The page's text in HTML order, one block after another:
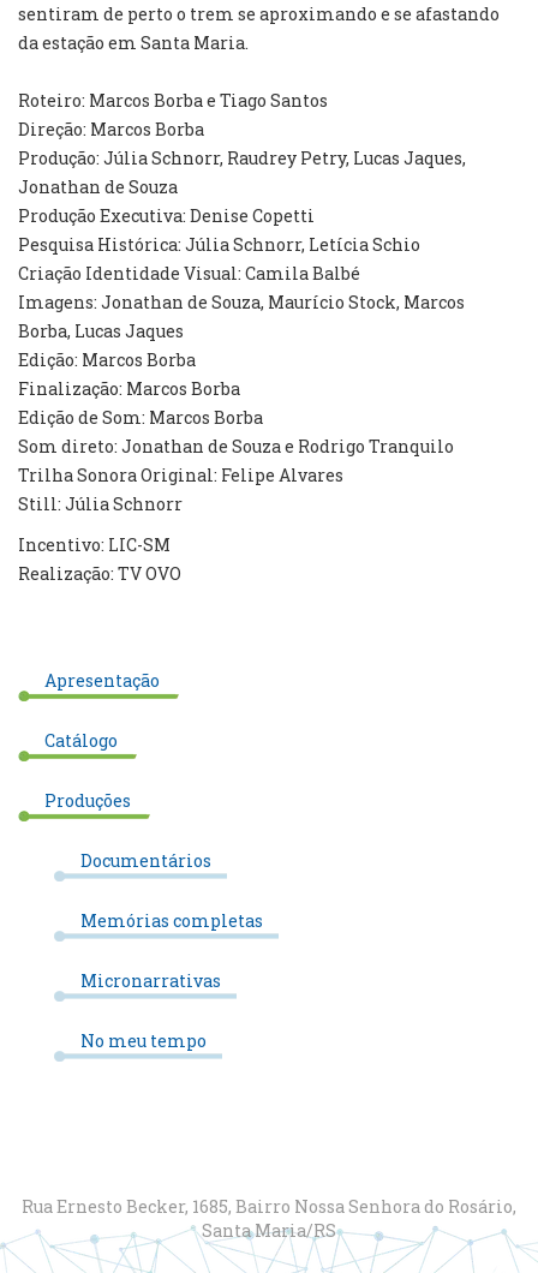
sentiram de perto o trem se aproximando e se afastando
da estação em Santa Maria.
Roteiro: Marcos Borba e Tiago Santos
Direção: Marcos Borba
Produção: Júlia Schnorr, Raudrey Petry, Lucas Jaques,
Jonathan de Souza
Produção Executiva: Denise Copetti
Pesquisa Histórica: Júlia Schnorr, Letícia Schio
Criação Identidade Visual: Camila Balbé
Imagens: Jonathan de Souza, Maurício Stock, Marcos
Borba, Lucas Jaques
Edição: Marcos Borba
Finalização: Marcos Borba
Edição de Som: Marcos Borba
Som direto: Jonathan de Souza e Rodrigo Tranquilo
Trilha Sonora Original: Felipe Alvares
Still: Júlia Schnorr
Incentivo: LIC-SM
Realização: TV OVO
Apresentação
Catálogo
Produções
Documentários
Memórias completas
Micronarrativas
No meu tempo
Rua Ernesto Becker, 1685, Bairro Nossa Senhora do Rosário,
Santa Maria/RS